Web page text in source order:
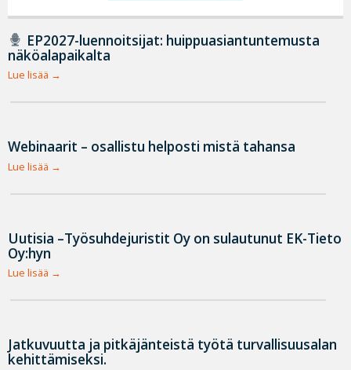
EP2027-luennoitsijat: huippuasiantuntemusta
näköalapaikalta
Lue lisää
Webinaarit – osallistu helposti mistä tahansa
Lue lisää
Uutisia –Työsuhdejuristit Oy on sulautunut EK-Tieto
Oy:hyn
Lue lisää
Jatkuvuutta ja pitkäjänteistä työtä turvallisuusalan
kehittämiseksi.